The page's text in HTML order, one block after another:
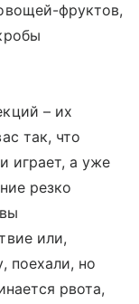
фруктов,
– их
так, что
играет, а уже
резко
или,
поехали, но
рвота,